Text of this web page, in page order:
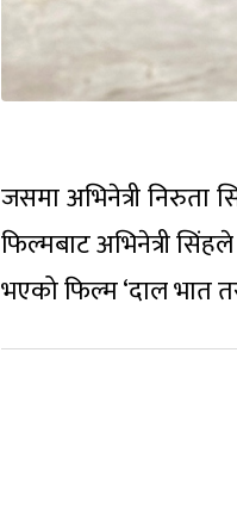
जसमा अभिनेत्री निरुता
फिल्मबाट अभिनेत्री
भएको फिल्म ‘दाल भात